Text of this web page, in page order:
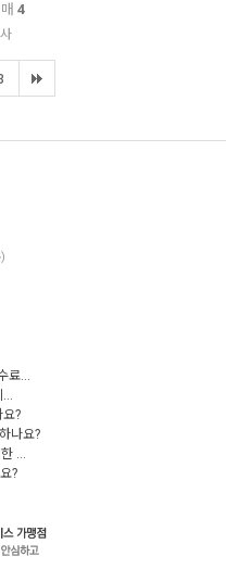
4
료...
...
요?
나요?
...
?